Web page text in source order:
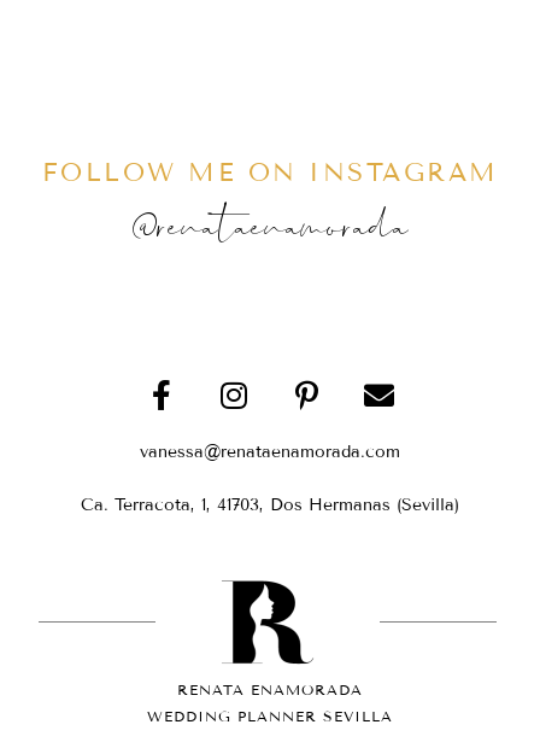
FOLLOW ME ON INSTAGRAM
@renataenamorada
vanessa@renataenamorada.com
Ca. Terracota, 1, 41703, Dos Hermanas (Sevilla)
RENATA ENAMORADA
WEDDING PLANNER SEVILLA